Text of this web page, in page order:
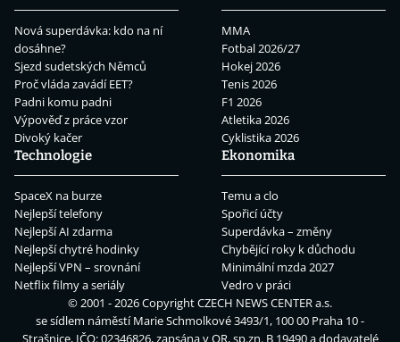
Nová superdávka: kdo na ní
dosáhne?
Sjezd sudetských Němců
Proč vláda zavádí EET?
Padni komu padni
Výpověď z práce vzor
Divoký kačer
MMA
Fotbal 2026/27
Hokej 2026
Tenis 2026
F1 2026
Atletika 2026
Cyklistika 2026
Technologie
SpaceX na burze
Nejlepší telefony
Nejlepší AI zdarma
Nejlepší chytré hodinky
Nejlepší VPN – srovnání
Netflix filmy a seriály
Ekonomika
Temu a clo
Spořicí účty
Superdávka – změny
Chybějící roky k důchodu
Minimální mzda 2027
Vedro v práci
© 2001 - 2026 CopyrightCZECH NEWS CENTER a.s.
se sídlem náměstí Marie Schmolkové 3493/1, 100 00 Praha 10 -
Strašnice, IČO: 02346826, zapsána v OR, sp.zn. B 19490 a dodavatelé